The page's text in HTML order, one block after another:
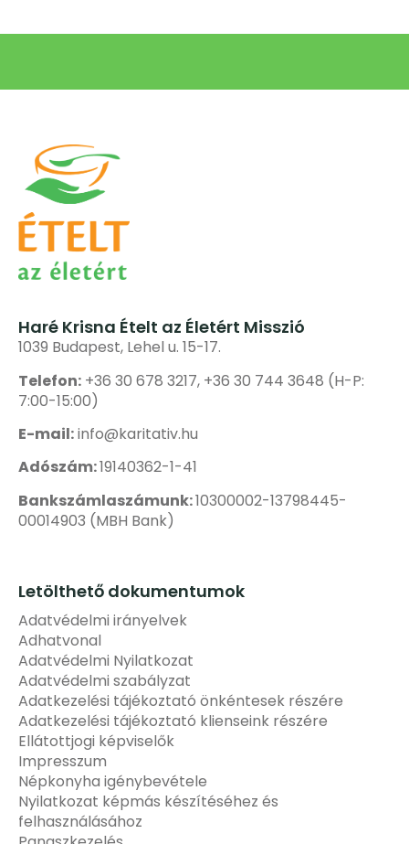
Haré Krisna Ételt az Életért Misszió
1039 Budapest, Lehel u. 15-17.
Telefon: +36 30 678 3217, +36 30 744 3648 (H-P:
7:00-15:00)
E-mail:info@karitativ.hu
Adószám:19140362-1-41
Bankszámlaszámunk:10300002-13798445-
00014903 (MBH Bank)
Letölthető dokumentumok
Adatvédelmi irányelvek
Adhatvonal
Adatvédelmi Nyilatkozat
Adatvédelmi szabályzat
Adatkezelési tájékoztató önkéntesek részére
Adatkezelési tájékoztató klienseink részére
Ellátottjogi képviselők
Impresszum
Népkonyha igénybevétele
Nyilatkozat képmás készítéséhez és
felhasználásához